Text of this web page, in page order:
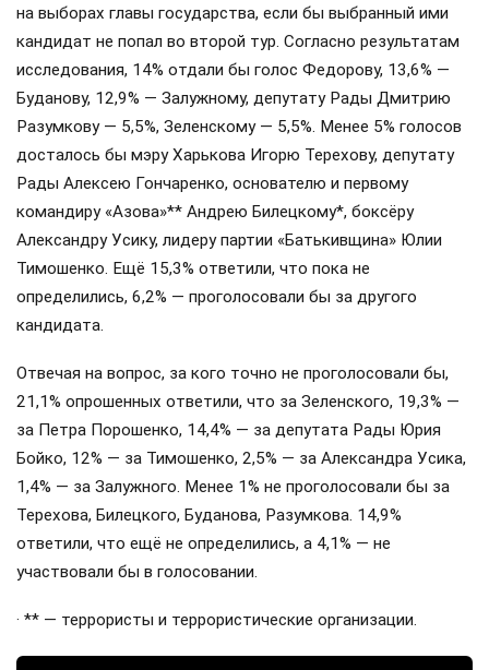
на выборах главы государства, если бы выбранный ими
кандидат не попал во второй тур. Согласно результатам
исследования, 14% отдали бы голос Федорову, 13,6% —
Буданову, 12,9% — Залужному, депутату Рады Дмитрию
Разумкову — 5,5%, Зеленскому — 5,5%. Менее 5% голосов
досталось бы мэру Харькова Игорю Терехову, депутату
Рады Алексею Гончаренко, основателю и первому
командиру «Азова»** Андрею Билецкому*, боксёру
Александру Усику, лидеру партии «Батькивщина» Юлии
Тимошенко. Ещё 15,3% ответили, что пока не
определились, 6,2% — проголосовали бы за другого
кандидата.
Отвечая на вопрос, за кого точно не проголосовали бы,
21,1% опрошенных ответили, что за Зеленского, 19,3% —
за Петра Порошенко, 14,4% — за депутата Рады Юрия
Бойко, 12% — за Тимошенко, 2,5% — за Александра Усика,
1,4% — за Залужного. Менее 1% не проголосовали бы за
Терехова, Билецкого, Буданова, Разумкова. 14,9%
ответили, что ещё не определились, а 4,1% — не
участвовали бы в голосовании.
· ** — террористы и террористические организации.